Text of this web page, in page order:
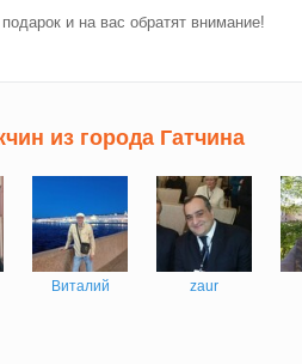
и на вас обратят внимание!
из города Гатчина
Виталий zaur